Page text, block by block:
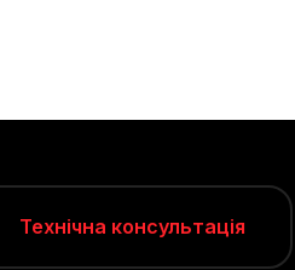
Технічна консультація